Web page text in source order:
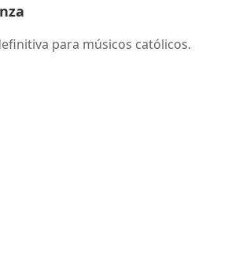
para músicos católicos.